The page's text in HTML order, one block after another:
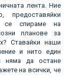
лента. Ние
предоставяйки
се спираме на
планове за
Ставайки наши
и нито един
няма да остане
на всички, че